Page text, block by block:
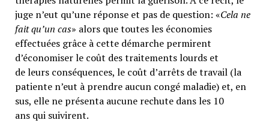
juge n’eut qu’une réponse et pas de question: «Cela ne
fait qu’un cas» alors que toutes les économies
effectuées grâce à cette démarche permirent
d’économiser le coût des traitements lourds et
de leurs conséquences, le coût d’arrêts de travail (la
patiente n’eut à prendre aucun congé maladie) et, en
sus, elle ne présenta aucune rechute dans les 10
ans qui suivirent.